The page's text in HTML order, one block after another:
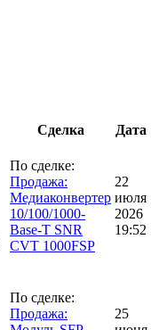
Сделка
Дата
По сделке:
Продажа:
Медиаконвертер
10/100/1000-
Base-T SNR
CVT 1000FSP
22
июля
2026
19:52
По сделке:
Продажа:
25